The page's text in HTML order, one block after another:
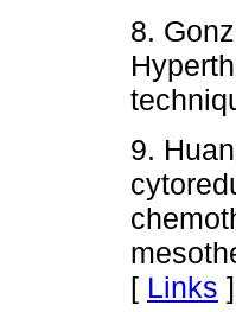
8.
9.
[ Links ]